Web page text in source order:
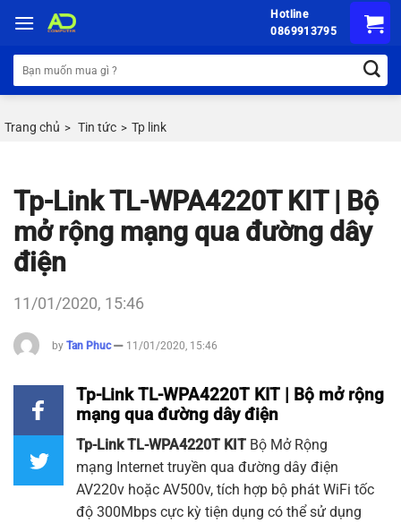
đến
nội
dung
Hotline
0869913795
Tìm
kiếm:
Trang chủ > Tin tức > Tp link
Tp-Link TL-WPA4220T KIT | Bộ
mở rộng mạng qua đường dây
điện
11/01/2020, 15:46
by Tan Phuc 11/01/2020, 15:46
Tp-Link TL-WPA4220T KIT | Bộ mở rộng
mạng qua đường dây điện
Tp-LinkTL-WPA4220T KIT Bộ Mở Rộng
mạng Internet truyền qua đường dây điện
AV220v hoặc AV500v, tích hợp bộ phát WiFi tốc
độ 300Mbps cực kỳ tiện dụng có thể sử dụng